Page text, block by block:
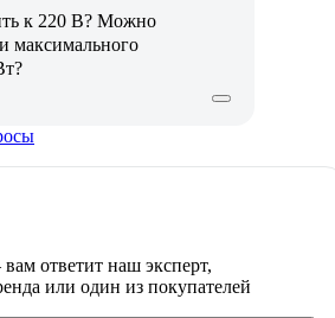
к 220 В? Можно
максимального
вам ответит наш эксперт,
или один из покупателей